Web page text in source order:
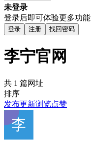
未登录
登录后即可体验更多功能
登录 注册 找回密码
李宁官网
共 1 篇网址
排序
发布更新浏览点赞